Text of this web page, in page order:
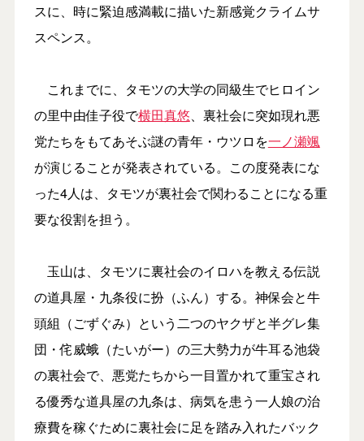
スに、時に緊迫感満載に描いた新感覚クライムサ
スペンス。
これまでに、タモツの大学の同級生でヒロイン
の里中由佳子役で横田真悠、裏社会に突如現れ悪
党たちをもてあそぶ謎の青年・ウツロを一ノ瀬颯
が演じることが発表されている。この度発表にな
った4人は、タモツが裏社会で関わることになる重
要な役割を担う。
玉山は、タモツに裏社会のイロハを教える伝説
の道具屋・九条役に扮（ふん）する。神保会と牛
頭組（ごずぐみ）という二つのヤクザと半グレ集
団・侘威蛾（たいがー）の三大勢力が牛耳る池袋
の裏社会で、悪党たちから一目置かれて重宝され
る優秀な道具屋の九条は、病気を患う一人娘の治
療費を稼ぐために裏社会に足を踏み入れたバック